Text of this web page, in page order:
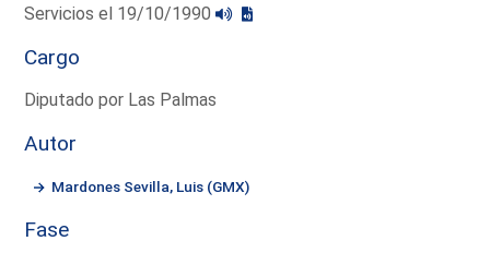
Servicios el 19/10/1990
Cargo
Diputado por Las Palmas
Autor
Mardones Sevilla, Luis (GMX)
Fase